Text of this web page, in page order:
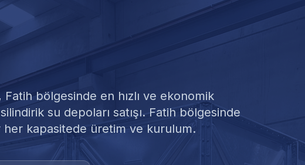
Deposu Satışı
Fatihbölgesinde en hızlı ve ekonomik
su depoları satışı. Fatih bölgesinde
kapasitede üretim ve kurulum.